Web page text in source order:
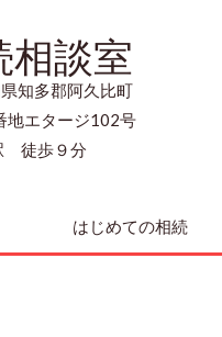
相談室
知多郡阿久比町
地エタージ102号
徒歩９分
はじめての相続